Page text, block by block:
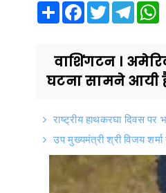
Share Facebook
Twitter
वाशिंगटन ।
घटना सामने आयी
राष्ट्रीय हाथकरघा दिवस पर
उप मुख्यमंत्री श्री विजय